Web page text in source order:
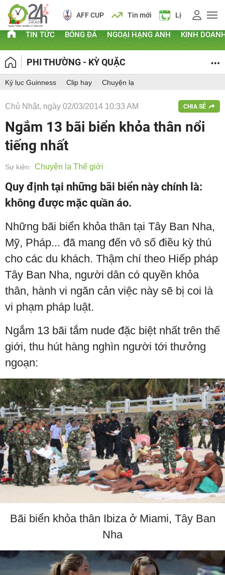
AFF CUP Tin mới Lịch vạn niên
TIN TỨC BÓNG ĐÁ NGOẠI HẠNG ANH KINH
PHI THƯỜNG - KỲ QUẶC
Kỷ lục Guinness Clip hay Chuyện lạ
Chủ Nhật, ngày 02/03/2014 10:33 AM CHIA SẺ
Ngắm 13 bãi biển khỏa thân nổi
tiếng nhất
Sự kiện: Chuyện lạ Thế giới
Quy định tại những bãi biển này chính là:
không được mặc quần áo.
Những bãi biển khỏa thân tại Tây Ban Nha,
Mỹ, Pháp... đã mang đến vô số điều kỳ thú
cho các du khách. Thậm chí theo Hiếp pháp
Tây Ban Nha, người dân có quyền khỏa
thân, hành vi ngăn cản việc này sẽ bị coi là
vi phạm pháp luật.
Ngắm 13 bãi tắm nude đặc biệt nhất trên thế
giới, thu hút hàng nghìn người tới thưởng
ngoạn:
Bãi biển khỏa thân Ibiza ở Miami, Tây Ban
Nha